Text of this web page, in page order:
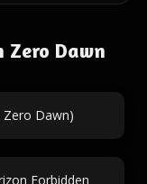
Zero Dawn
Dawn)
Forbidden